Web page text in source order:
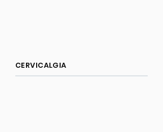
CERVICALGIA